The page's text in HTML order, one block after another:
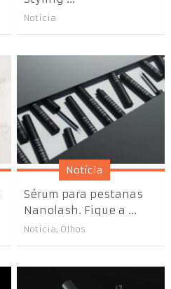
Notícia
Notícia
Sérum para pestanas
Nanolash. Fique a ...
Notícia, Olhos